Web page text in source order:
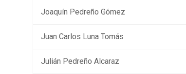
Joaquín Pedreño Gómez
Juan Carlos Luna Tomás
Julián Pedreño Alcaraz